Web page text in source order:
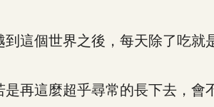
個世界之後，每天除了吃就
這麼超乎尋常的長下去，會